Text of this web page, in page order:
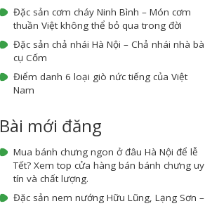
Đặc sản cơm cháy Ninh Bình – Món cơm
thuần Việt không thể bỏ qua trong đời
Đặc sản chả nhái Hà Nội – Chả nhái nhà bà
cụ Cốm
Điểm danh 6 loại giò nức tiếng của Việt
Nam
Bài mới đăng
Mua bánh chưng ngon ở đâu Hà Nội để lễ
Tết? Xem top cửa hàng bán bánh chưng uy
tín và chất lượng.
Đặc sản nem nướng Hữu Lũng, Lạng Sơn –